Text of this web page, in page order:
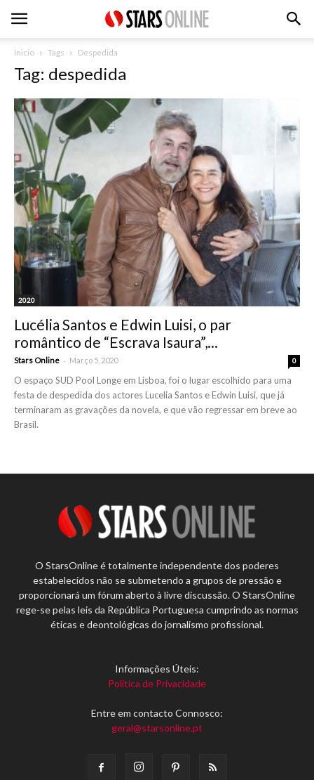
Inicio Tags Despedida
Tag: despedida
2020
Lucélia Santos e Edwin Luisi, o par
romântico de “Escrava Isaura”,...
Stars Online - Março 5, 2020 0
O espaço SUD Pool Longe em Lisboa, foi o lugar escolhido para uma
festa de despedida dos actores Lucelia Santos e Edwin Luisi, que já
terminaram as gravações da novela, e que vão regressar em breve ao
Brasil.
O StarsOnline é totalmente independente dos poderes
estabelecidos não se submetendo a grupos de pressão e
proporcionará um fórum aberto à livre discussão. O StarsOnline
rege-se pelas leis da República Portuguesa cumprindo as normas
éticas e deontológicas do jornalismo profissional.
Informações Úteis:
Política de Privacidade
Entre em contacto Connosco:
geral@starsonline.pt